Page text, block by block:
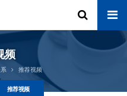
频
推荐视频
推荐视频